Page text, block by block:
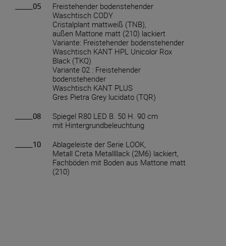
_____05
Freistehender bodenstehender
Waschtisch CODY
Cristalplant mattweiß (TNB),
außen Mattone matt (210) lackiert
Variante: Freistehender bodenstehender
Waschtisch KANT HPL Unicolor Rox
Black (TKQ)
Variante 02 : Freistehender
bodenstehender
Waschtisch KANT PLUS
Gres Pietra Grey lucidato (TQR)
_____08
Spiegel R80 LED B. 50 H. 90 cm
mit Hintergrundbeleuchtung
_____10
Ablageleiste der Serie LOOK,
Metall Creta Metallllack (2M6) lackiert,
Fachböden mit Boden aus Mattone matt
(210)